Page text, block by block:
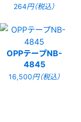
264円（税込）
OPPテープNB-
4845
16,500円（税込）